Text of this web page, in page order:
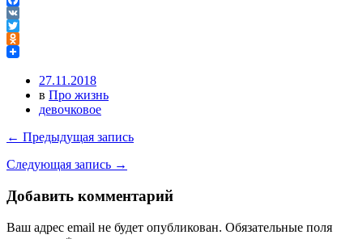
Facebook
VK
Twitter
Odnoklassniki
27.11.2018
в Про жизнь
девочковое
← Предыдущая запись
Следующая запись →
Добавить комментарий
Ваш адрес email не будет опубликован. Обязательные поля